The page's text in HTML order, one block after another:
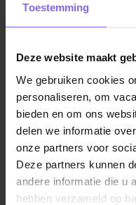
Toestemming
Deze website maakt
We gebruiken cookies
personaliseren, om
bieden en om ons
delen we informatie
onze partners voor
Deze partners kunnen
andere informatie die u
hebben verzameld op
collega's kunnen
cijfers: je denkt mee,
en externe
Je krijgt veel
kennis en ideeën in te
voortdurend in
rol bij veranderingen,
professionalisering